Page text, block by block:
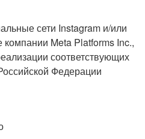
сети Instagram и/или
Meta Platforms Inc.,
соответствующих
Федерации